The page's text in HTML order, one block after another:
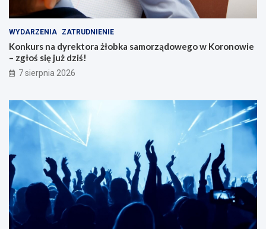
WYDARZENIA ZATRUDNIENIE
Konkurs na dyrektora żłobka samorządowego w Koronowie
– zgłoś się już dziś!
7 sierpnia 2026